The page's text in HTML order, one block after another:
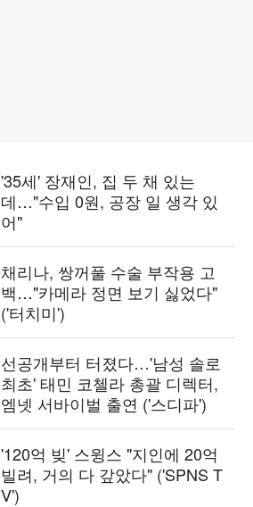
'35세' 장재인, 집 두 채 있는
데…"수입 0원, 공장 일 생각 있
어"
채리나, 쌍꺼풀 수술 부작용 고
백…"카메라 정면 보기 싫었다"
('터치미')
선공개부터 터졌다…'남성 솔로
최초' 태민 코첼라 총괄 디렉터,
엠넷 서바이벌 출연 ('스디파')
'120억 빚' 스윙스 "지인에 20억
빌려, 거의 다 갚았다" ('SPNS T
V')